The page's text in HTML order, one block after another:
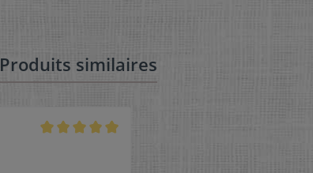
Produits similaires